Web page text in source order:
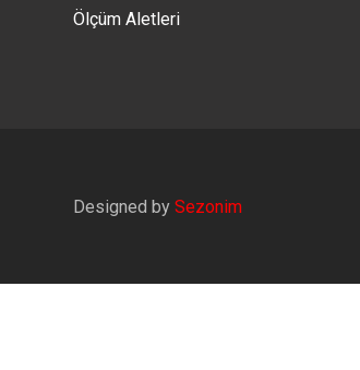
Ölçüm Aletleri
Designed by Sezonim